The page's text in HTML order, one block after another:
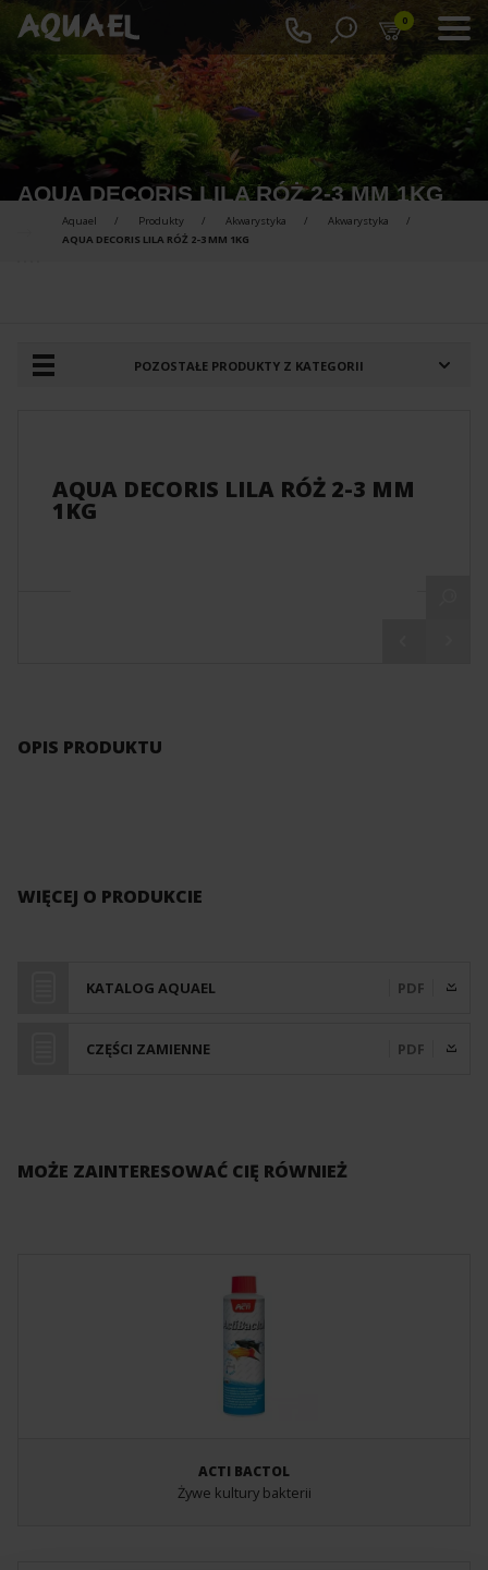
0
AQUA DECORIS LILA RÓŻ 2-3 MM 1KG
Aquael Produkty Akwarystyka
Akwarystyka
AQUA DECORIS LILA RÓŻ 2-3 MM 1KG
PRODUKTY DO PORÓWNANIA :
POZOSTAŁE PRODUKTY Z KATEGORII
AQUA DECORIS LILA RÓŻ 2-3 MM
1KG
OPIS PRODUKTU
WIĘCEJ O PRODUKCIE
KATALOG AQUAEL PDF
CZĘŚCI ZAMIENNE PDF
MOŻE ZAINTERESOWAĆ CIĘ RÓWNIEŻ
ACTI BACTOL
Żywe kultury bakterii